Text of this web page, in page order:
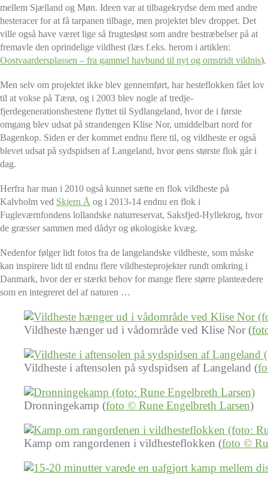
mellem Sjælland og Møn. Ideen var at tilbagekrydse dem med andre
hesteracer for at få tarpanen tilbage, men projektet blev droppet. Det
ville også have været lige så frugtesløst som andre bestræbelser på at
fremavle den oprindelige vildhest (læs f.eks. herom i artiklen:
Oostvaardersplassen – fra gammel havbund til nyt og omstridt vildnis).
Men selv om projektet ikke blev gennemført, har hesteflokken fået lov
til at vokse på Tærø, og i 2003 blev nogle af tredje-
fjerdegenerationshestene flyttet til Sydlangeland, hvor de i første
omgang blev udsat på strandengen Klise Nor, umiddelbart nord for
Bagenkop. Siden er der kommet endnu flere til, og vildheste er også
blevet udsat på sydspidsen af Langeland, hvor øens største flok går i
dag.
Herfra har man i 2010 også kunnet sætte en flok vildheste på
Kalvholm ved Skjern Å og i 2013-14 endnu en flok i
Fugleværnfondens lollandske naturreservat, Saksfjed-Hyllekrog, hvor
de græsser sammen med dådyr og økologiske kvæg.
Nedenfor følger lidt fotos fra de langelandske vildheste, som måske
kan inspirere lidt til endnu flere vildhesteprojekter rundt omkring i
Danmark, hvor der er stærkt behov for mange flere større planteædere
som en integreret del af naturen …
Vildheste hænger ud i vådområde ved Klise Nor (
Vildheste i aftensolen på sydspidsen af Langeland (
Dronningekamp (foto © Rune Engelbreth Larsen)
Kamp om rangordenen i vildhesteflokken (foto ©